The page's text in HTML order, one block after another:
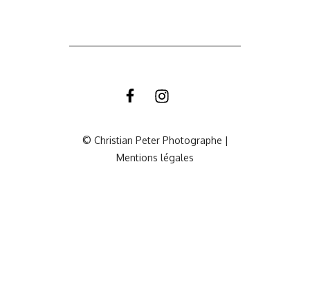
© Christian Peter Photographe |
Mentions légales